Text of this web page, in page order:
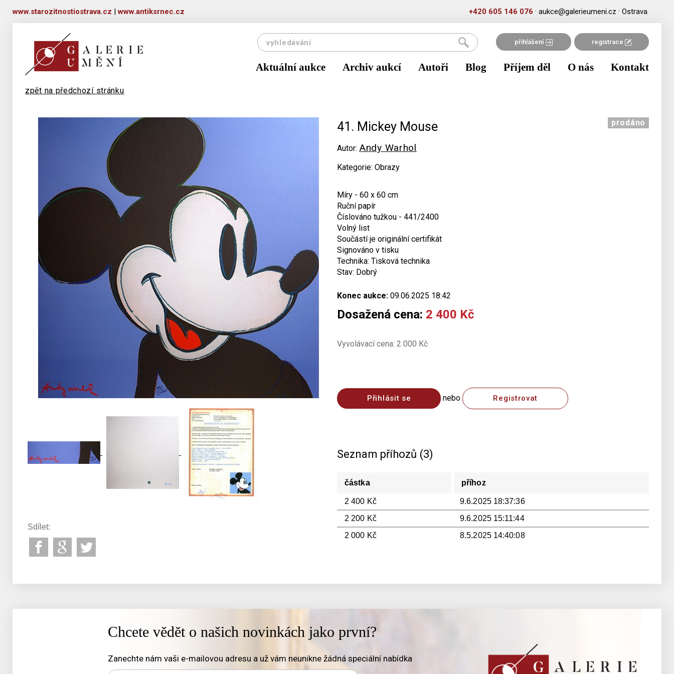
www.starozitnostiostrava.cz |www.antiksrnec.cz +420 605 146 076 · aukce@galerieumeni.cz · Ostrava
přihlášení registrace
Aktuální aukce Archiv aukcí Autoři Blog Příjem děl O nás Kontakt
zpět na předchozí stránku
41. Mickey Mouse
Autor: Andy Warhol
Kategorie: Obrazy
prodáno
Míry - 60 x 60 cm
Ruční papír
Číslováno tužkou - 441/2400
Volný list
Součástí je originální certifikát
Signováno v tisku
Technika: Tisková technika
Stav: Dobrý
Konec aukce: 09.06.2025 18:42
Dosažená cena: 2 400 Kč
Vyvolávací cena: 2 000 Kč
Přihlásit se nebo Registrovat
Seznam příhozů (3)
částka příhoz
2 400 Kč
9.6.2025 18:37:36
2 200 Kč
9.6.2025 15:11:44
2 000 Kč
8.5.2025 14:40:08
Sdílet:
Chcete vědět o našich novinkách jako první?
Zanechte nám vaši e-mailovou adresu a už vám neunikne žádná speciální nabídka